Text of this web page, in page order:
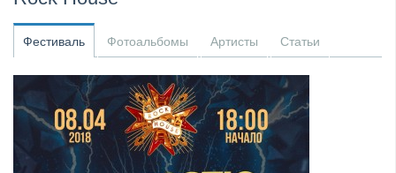
​Anthrax выпустили новый сингл и клип «Everybod...
Фестиваль Фотоальбомы Артисты Статьи